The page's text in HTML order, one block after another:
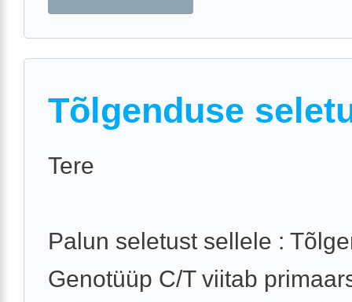
Tõlgenduse
Tere
Palun seletust sellele :
Genotüüp C/T viitab